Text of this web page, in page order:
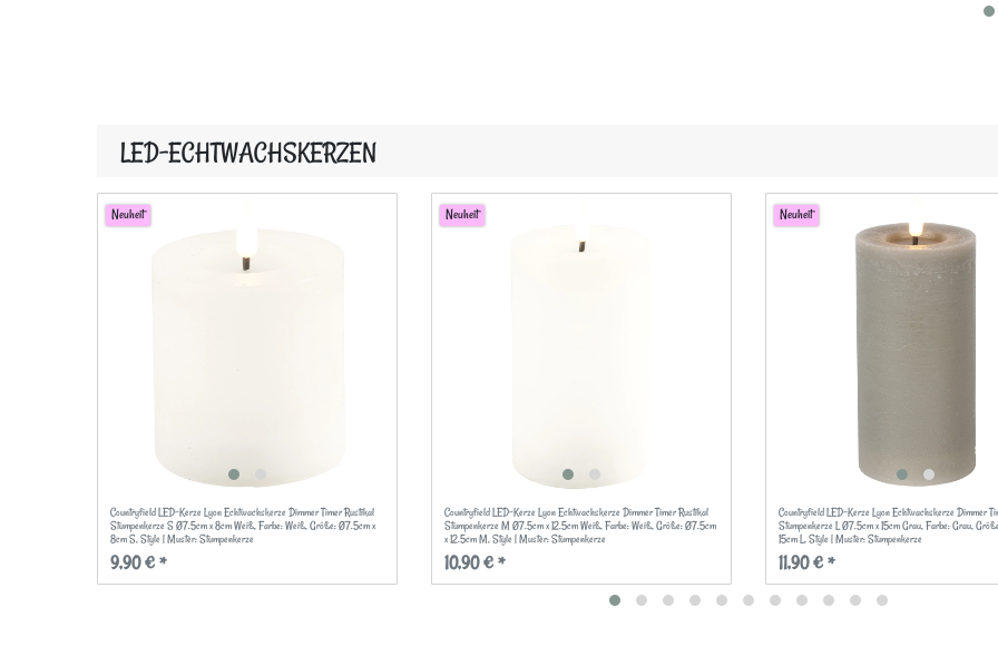
LED-ECHTWACHSKERZEN
Neuheit
Countryfield LED-Kerze Lyon Echtwachskerze Dimmer Timer Rustikal
Stumpenkerze S Ø7.5cm x 8cm Weiß, Farbe: Weiß, Größe: Ø7.5cm x
8cm S, Style | Muster: Stumpenkerze
9,90 € *
Neuheit
Countryfield LED-Kerze Lyon Echtwachskerze Dimmer Timer Rustikal
Stumpenkerze M Ø7.5cm x 12.5cm Weiß, Farbe: Weiß, Größe: Ø7.5cm
x 12.5cm M, Style | Muster: Stumpenkerze
10,90 € *
Neuheit
Countryfield LED-Kerze Lyon Echtwachskerze Dimmer
Stumpenkerze L Ø7.5cm x 15cm Grau, Farbe: Grau,
15cm L, Style | Muster: Stumpenkerze
11,90 € *